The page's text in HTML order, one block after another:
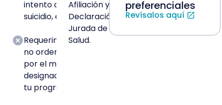
intento de
suicidio, etc.
Requerimientos
no ordenados
por el médico
designado por
tu programa.
Afiliación y
Declaración
Jurada de
Salud.
preferenciales
Revísalos aquí